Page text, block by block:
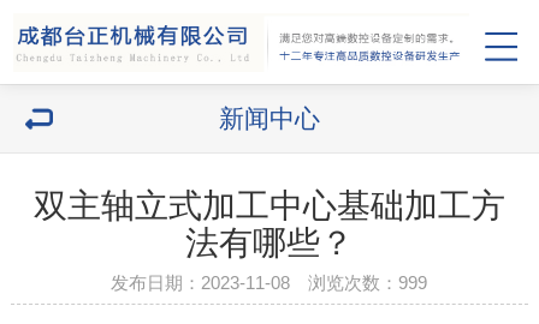
新闻中心
双主轴立式加工中心基础加工方
法有哪些？
发布日期：2023-11-08 浏览次数： 999